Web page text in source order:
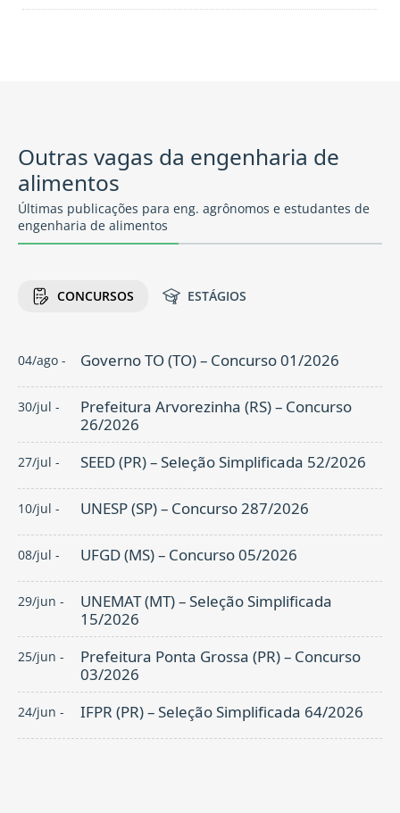
Outras vagas da engenharia de
alimentos
Últimas publicações para eng. agrônomos e estudantes de
engenharia de alimentos
CONCURSOS ESTÁGIOS
04/ago - Governo TO (TO) – Concurso 01/2026
30/jul -
Prefeitura Arvorezinha (RS) – Concurso
26/2026
27/jul - SEED (PR) – Seleção Simplificada 52/2026
10/jul - UNESP (SP) – Concurso 287/2026
08/jul - UFGD (MS) – Concurso 05/2026
29/jun -
UNEMAT (MT) – Seleção Simplificada
15/2026
25/jun -
Prefeitura Ponta Grossa (PR) – Concurso
03/2026
24/jun - IFPR (PR) – Seleção Simplificada 64/2026